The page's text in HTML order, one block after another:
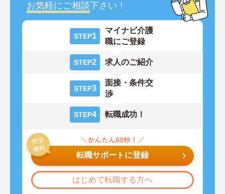
お気軽にご相談下さい！
STEP1
マイナビ介護
職にご登録
STEP2 求人のご紹介
STEP3
面接・条件交
渉
STEP4 転職成功！
転職サポートに登録
はじめて転職する方へ